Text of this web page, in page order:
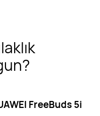
FreeBuds5i